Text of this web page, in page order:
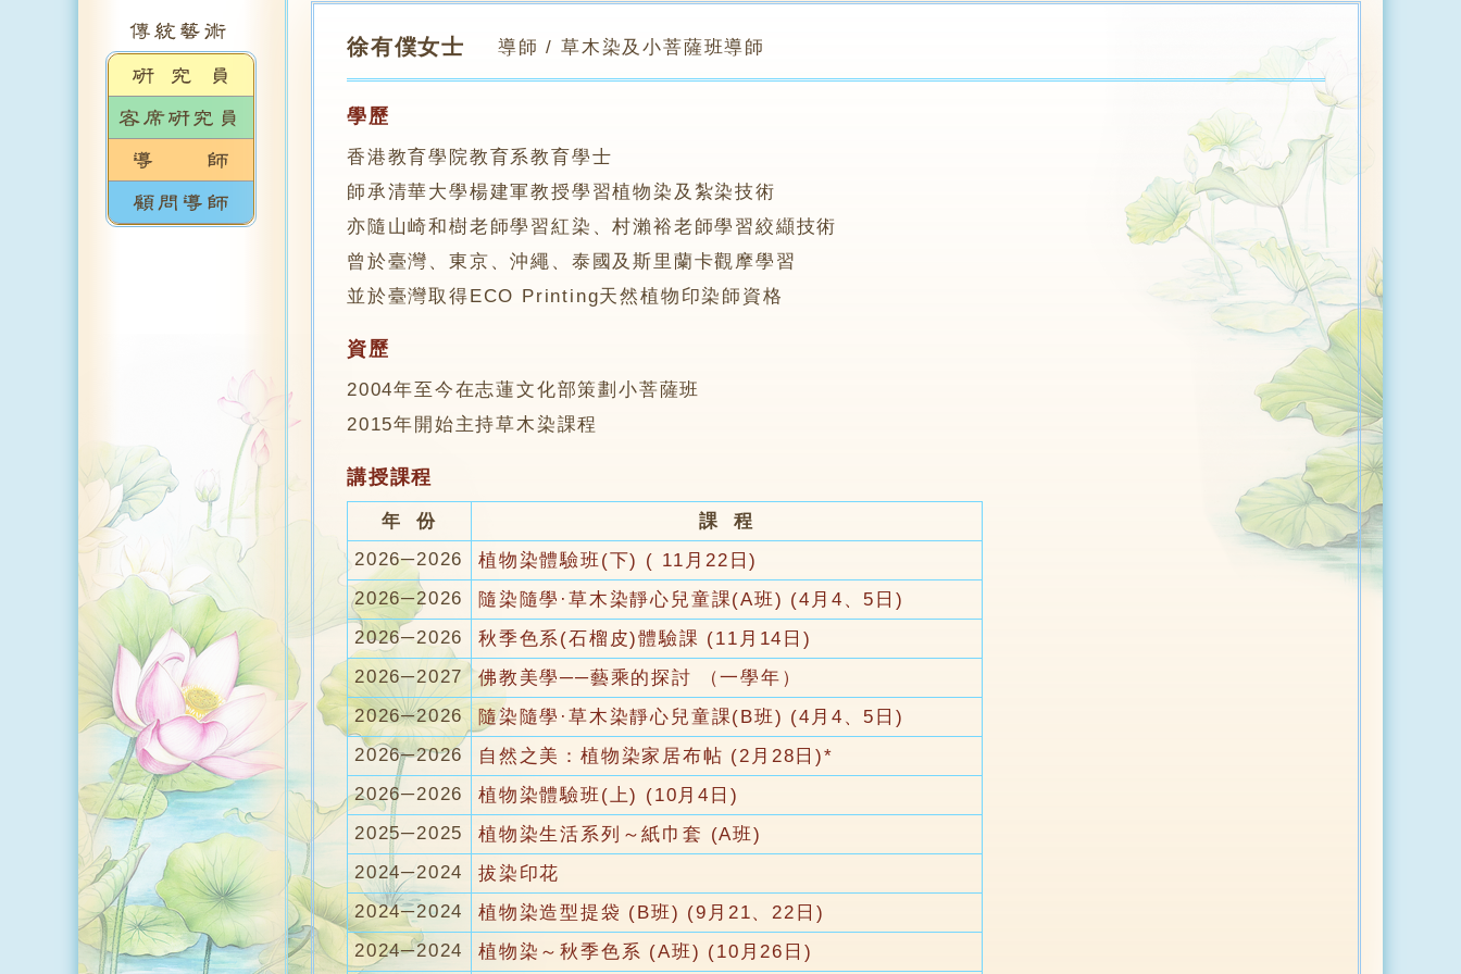
徐有僕女士 導師 / 草木染及小菩薩班導師
學歷
香港教育學院教育系教育學士
師承清華大學楊建軍教授學習植物染及紮染技術
亦隨山崎和樹老師學習紅染、村瀨裕老師學習絞纈技術
曾於臺灣、東京、沖繩、泰國及斯里蘭卡觀摩學習
並於臺灣取得ECO Printing天然植物印染師資格
資歷
2004年至今在志蓮文化部策劃小菩薩班
2015年開始主持草木染課程
講授課程
年 份
課 程
2026─2026
植物染體驗班(下) ( 11月22日)
2026─2026
隨染隨學·草木染靜心兒童課(A班) (4月4、5日)
2026─2026
秋季色系(石榴皮)體驗課 (11月14日)
2026─2027
佛教美學──藝乘的探討 （一學年）
2026─2026
隨染隨學·草木染靜心兒童課(B班) (4月4、5日)
2026─2026
自然之美：植物染家居布帖 (2月28日)*
2026─2026
植物染體驗班(上) (10月4日)
2025─2025
植物染生活系列～紙巾套 (A班)
2024─2024
拔染印花
2024─2024
植物染造型提袋 (B班) (9月21、22日)
2024─2024
植物染～秋季色系 (A班) (10月26日)